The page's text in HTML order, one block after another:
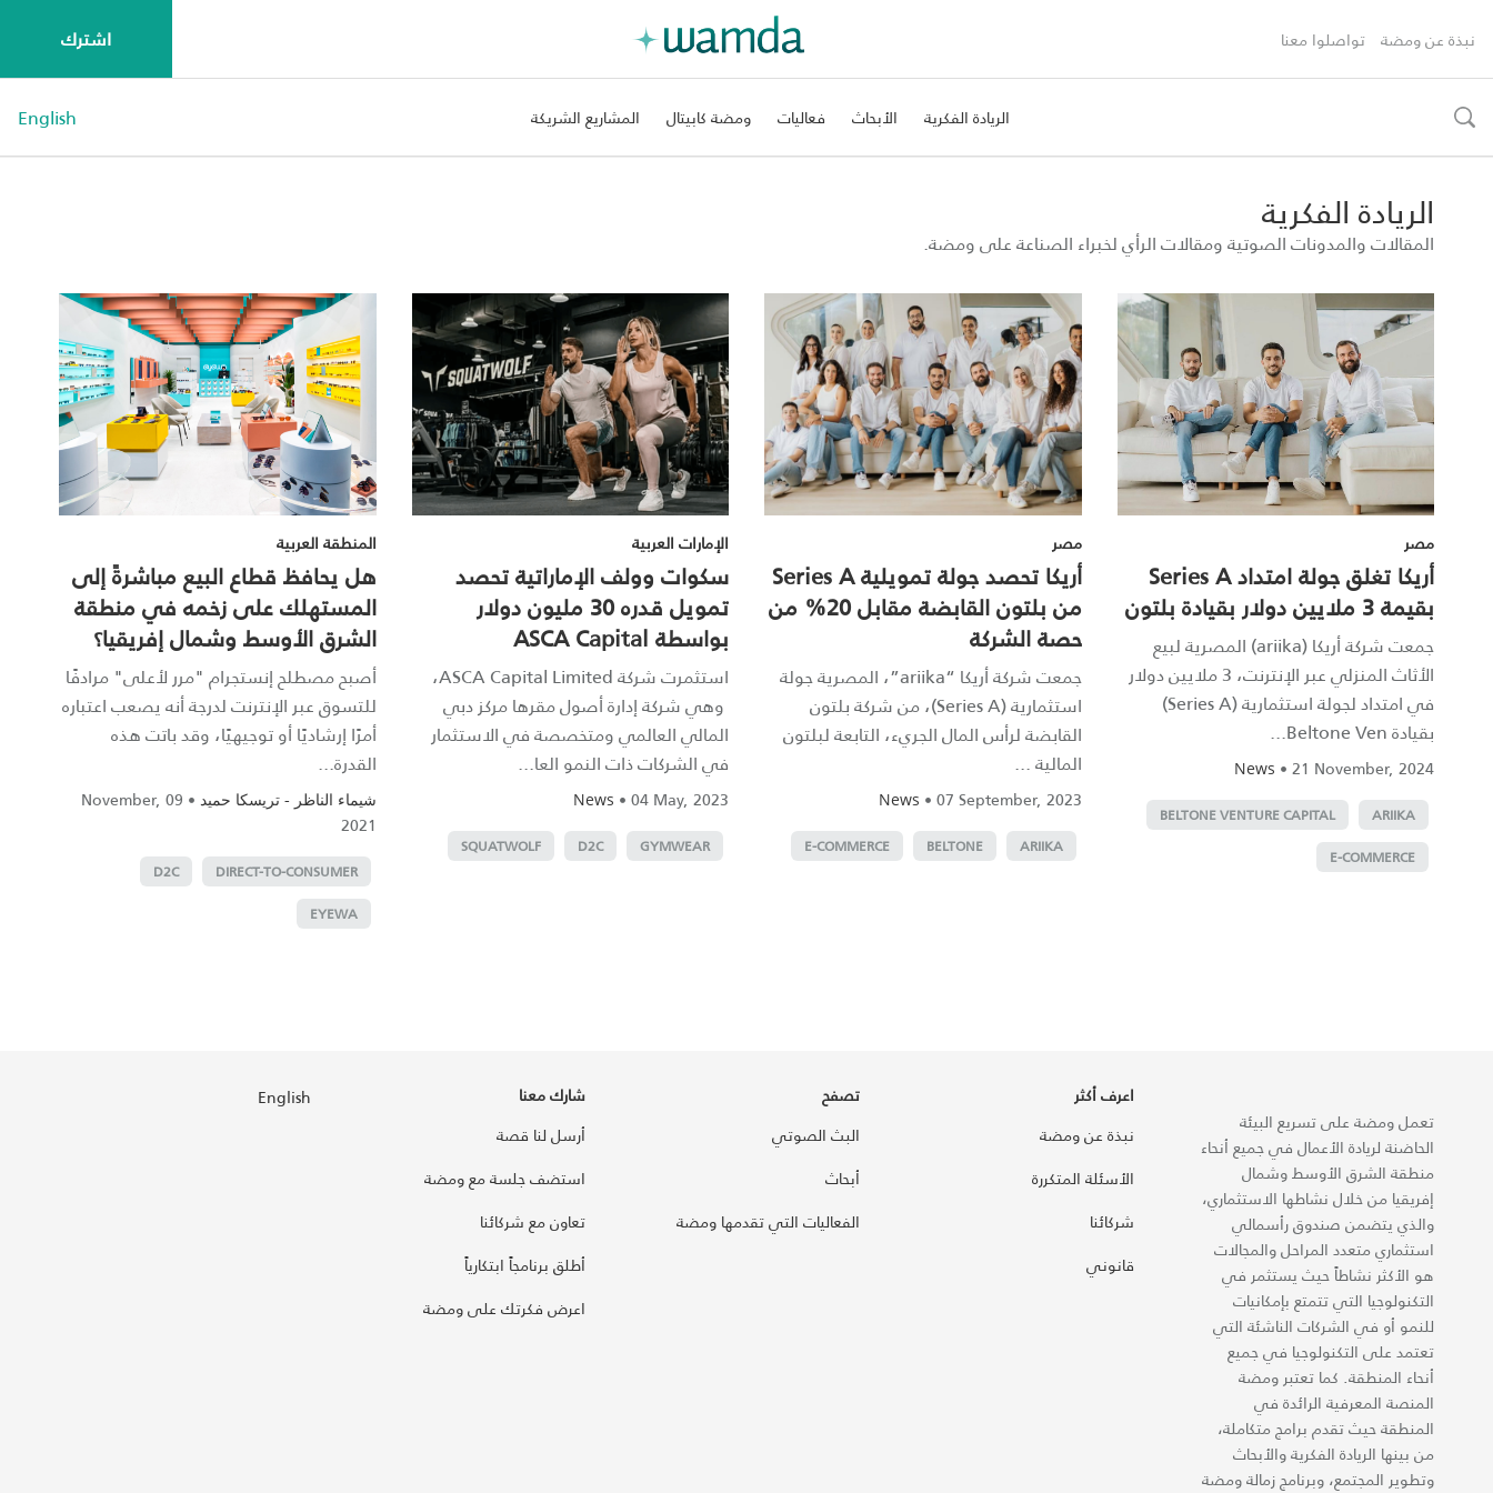
نبذة عن ومضة تواصلوا معنا اشترك
toggle
الريادة الفكرية الأبحاث فعاليات ومضة كابيتال المشاريع الشريكة English
الريادة الفكرية
المقالات والمدونات الصوتية ومقالات الرأي لخبراء الصناعة على ومضة.
مصر
أريكا تغلق جولة امتداد Series A
بقيمة 3 ملايين دولار بقيادة بلتون
جمعت شركة أريكا (ariika) المصرية لبيع
الأثاث المنزلي عبر الإنترنت، 3 ملايين دولار
في امتداد لجولة استثمارية (Series A)
بقيادة Beltone Ven...
News •21 November, 2024
ARIIKA
BELTONE VENTURE CAPITAL
E-COMMERCE
مصر
أريكا تحصد جولة تمويلية Series A
من بلتون القابضة مقابل 20% من
حصة الشركة
جمعت شركة أريكا “ariika”، المصرية جولة
استثمارية (Series A)، من شركة بلتون
القابضة لرأس المال الجريء، التابعة لبلتون
المالية ...
News •07 September, 2023
ARIIKA
BELTONE
E-COMMERCE
الإمارات العربية
سكوات وولف الإماراتية تحصد
تمويل قدره 30 مليون دولار
بواسطة ASCA Capital
استثمرت شركة ASCA Capital Limited،
وهي شركة إدارة أصول مقرها مركز دبي
المالي العالمي ومتخصصة في الاستثمار
في الشركات ذات النمو العا...
News •04 May, 2023
GYMWEAR
D2C
SQUATWOLF
المنطقة العربية
هل يحافظ قطاع البيع مباشرةً إلى
المستهلك على زخمه في منطقة
الشرق الأوسط وشمال إفريقيا؟
أصبح مصطلح إنستجرام "مرر لأعلى" مرادفًا
للتسوق عبر الإنترنت لدرجة أنه يصعب اعتباره
أمرًا إرشاديًا أو توجيهيًا، وقد باتت هذه
القدرة...
شيماء الناظر -تريسكا حميد •
09 November,
2021
DIRECT-TO-CONSUMER
D2C
EYEWA
تعمل ومضة على تسريع البيئة
الحاضنة لريادة الأعمال في جميع أنحاء
منطقة الشرق الأوسط وشمال
إفريقيا من خلال نشاطها الاستثماري،
والذي يتضمن صندوق رأسمالي
استثماري متعدد المراحل والمجالات
هو الأكثر نشاطاً حيث يستثمر في
التكنولوجيا التي تتمتع بإمكانيات
للنمو أو في الشركات الناشئة التي
تعتمد على التكنولوجيا في جميع
أنحاء المنطقة. كما تعتبر ومضة
المنصة المعرفية الرائدة في
المنطقة حيث تقدم برامج متكاملة،
من بينها الريادة الفكرية والأبحاث
وتطوير المجتمع، وبرنامج زمالة ومضة
اعرف أكثر
نبذة عن ومضة
الأسئلة المتكررة
شركائنا
قانوني
تصفح
البث الصوتي
أبحاث
الفعاليات التي تقدمها ومضة
شارك معنا
أرسل لنا قصة
استضف جلسة مع ومضة
تعاون مع شركائنا
أطلق برنامجاً ابتكارياً
اعرض فكرتك على ومضة
English